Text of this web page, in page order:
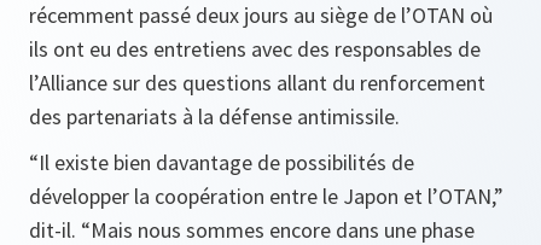
récemment passé deux jours au siège de l’OTAN où
ils ont eu des entretiens avec des responsables de
l’Alliance sur des questions allant du renforcement
des partenariats à la défense antimissile.
“Il existe bien davantage de possibilités de
développer la coopération entre le Japon et l’OTAN,”
dit-il. “Mais nous sommes encore dans une phase